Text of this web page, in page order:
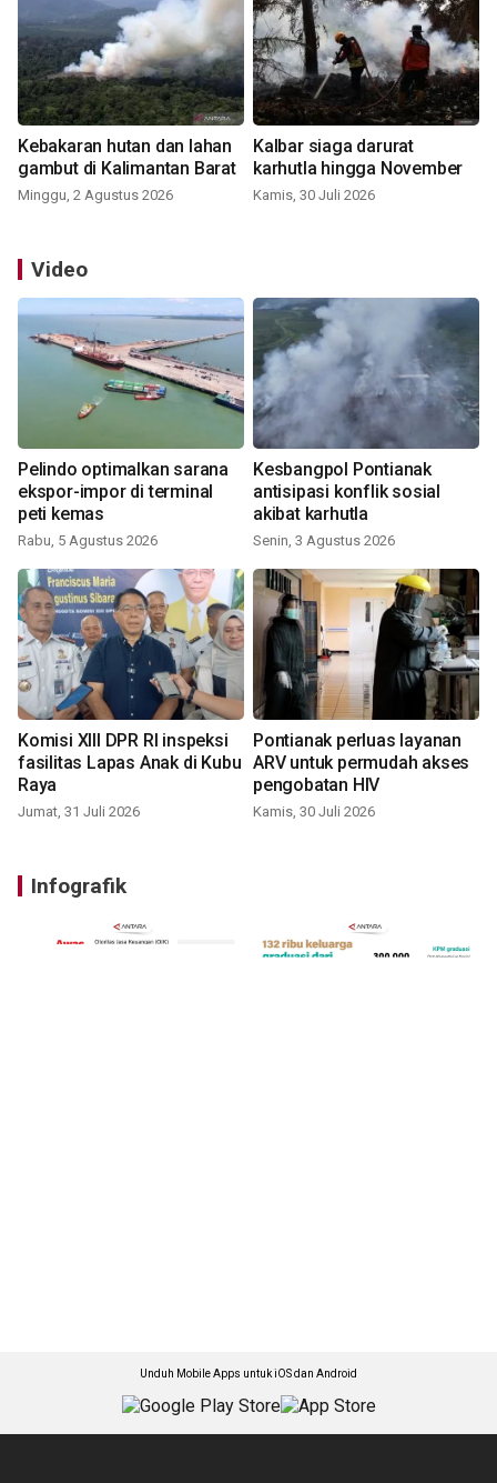
Kebakaran hutan dan lahan
gambut di Kalimantan Barat
Minggu, 2 Agustus 2026
Kalbar siaga darurat
karhutla hingga November
Kamis, 30 Juli 2026
Video
Pelindo optimalkan sarana
ekspor-impor di terminal
peti kemas
Rabu, 5 Agustus 2026
Kesbangpol Pontianak
antisipasi konflik sosial
akibat karhutla
Senin, 3 Agustus 2026
Komisi XIII DPR RI inspeksi
fasilitas Lapas Anak di Kubu
Raya
Jumat, 31 Juli 2026
Pontianak perluas layanan
ARV untuk permudah akses
pengobatan HIV
Kamis, 30 Juli 2026
Infografik
Unduh Mobile Apps untuk iOS dan Android